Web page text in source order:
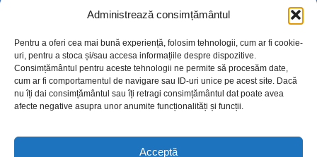
Administrează consimțământul
Pentru a oferi cea mai bună experiență, folosim tehnologii, cum ar fi cookie-
uri, pentru a stoca și/sau accesa informațiile despre dispozitive.
Consimțământul pentru aceste tehnologii ne permite să procesăm date,
cum ar fi comportamentul de navigare sau ID-uri unice pe acest site. Dacă
nu îți dai consimțământul sau îți retragi consimțământul dat poate avea
afecte negative asupra unor anumite funcționalități și funcții.
Acceptă
Contact
Politica de confidențialitate
Politică cookie-uri (UE)